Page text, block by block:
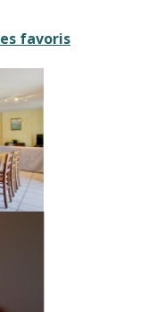
favoris